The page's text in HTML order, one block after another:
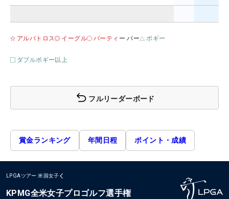
アルバトロス イーグル バーティ ー パー ボギー
ダブルボギー以上
フルリーダーボード
賞金ランキング 年間日程 ポイント・成績
LPGAツアー 米国女子
KPMG全米女子プロゴルフ選手権